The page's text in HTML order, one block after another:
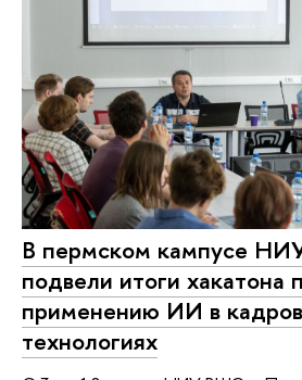
В пермском кампусе
подвели итоги хакатона
применению ИИ в
технологиях